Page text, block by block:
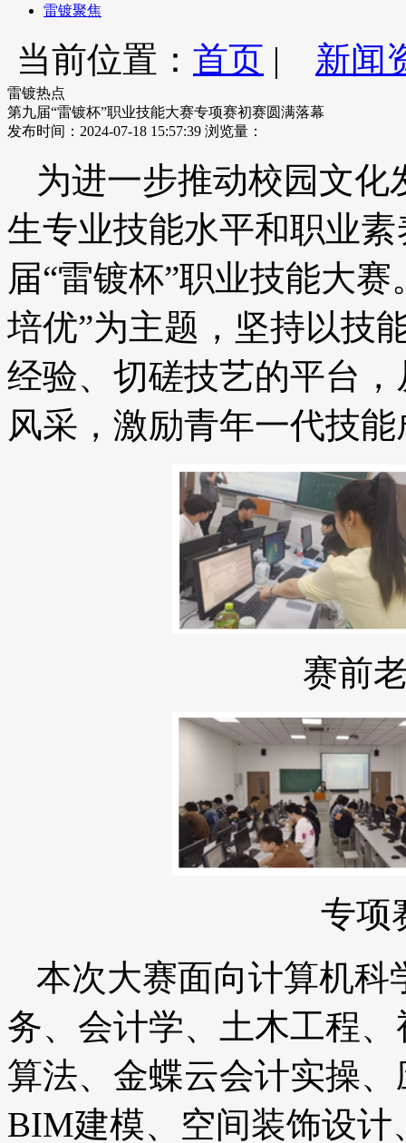
雷镀聚焦
当前位置： 首页 | 新闻
雷镀热点
第九届“雷镀杯”职业技能大赛专项赛初赛圆满落幕
发布时间：2024-07-18 15:57:39 浏览量：
为进一步推动校园文
生专业技能水平和职业
届“雷镀杯”职业技能大
培优”为主题，坚持以技
经验、切磋技艺的平台
风采，激励青年一代技
赛前
专项
本次大赛面向计算机科
务、会计学、土木工程
算法、金蝶云会计实操
BIM建模、空间装饰设